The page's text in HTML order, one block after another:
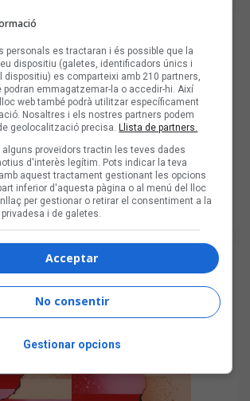
personals es tractaran i és possible que la
dispositiu (galetes, identificadors únics i
dispositiu) es comparteixi amb 210 partners,
podran emmagatzemar-la o accedir-hi. Així
web també podrà utilitzar específicament
Nosaltres i els nostres partners podem
geolocalització precisa.Llista de partners.
alguns proveïdors tractin les teves dades
d'interès legítim. Pots indicar la teva
aquest tractament gestionant les opcions
inferior d'aquesta pàgina o al menú del lloc
per gestionar o retirar el consentiment a la
i de galetes.
Acceptar
No consentir
Gestionar opcions